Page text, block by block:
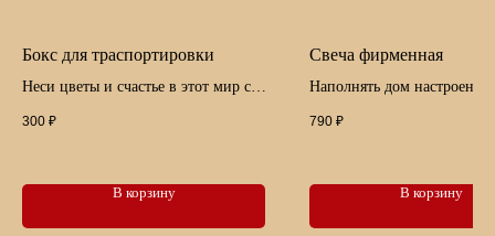
Бокс для траспортировки
Неси цветы и счастье в этот мир с
300 ₽
В корзину
Свеча фирменная
Наполнять дом
790 ₽
В корзину
design by pchp
ОГРНИП 323210000056809